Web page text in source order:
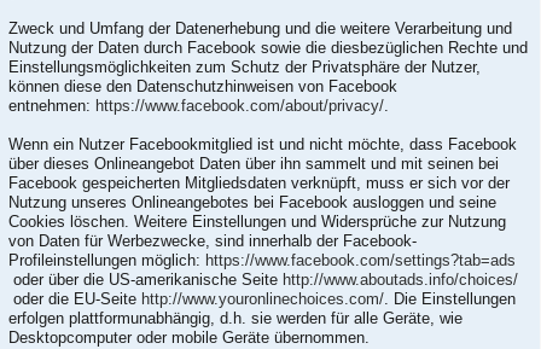
Zweck und Umfang der Datenerhebung und die weitere Verarbeitung und
Nutzung der Daten durch Facebook sowie die diesbezüglichen Rechte und
Einstellungsmöglichkeiten zum Schutz der Privatsphäre der Nutzer,
können diese den Datenschutzhinweisen von Facebook
entnehmen: https://www.facebook.com/about/privacy/
Wenn ein Nutzer Facebookmitglied ist und nicht möchte, dass Facebook
über dieses Onlineangebot Daten über ihn sammelt und mit seinen bei
Facebook gespeicherten Mitgliedsdaten verknüpft, muss er sich vor der
Nutzung unseres Onlineangebotes bei Facebook ausloggen und seine
Cookies löschen. Weitere Einstellungen und Widersprüche zur Nutzung
von Daten für Werbezwecke, sind innerhalb der Facebook-
Profileinstellungen möglich: https://www.facebook.com/settings?tab=ads
oder über die US-amerikanische Seite http://www.aboutads.info/choices/
oder die EU-Seite http://www.youronlinechoices.com/ . Die Einstellungen
erfolgen plattformunabhängig, d.h. sie werden für alle Geräte, wie
Desktopcomputer oder mobile Geräte übernommen.